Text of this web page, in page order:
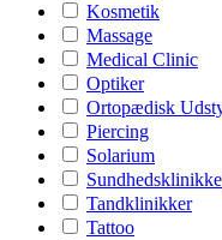
Kosmetik
Massage
Medical Clinic
Optiker
Ortopædisk
Piercing
Solarium
Tandklinikker
Tattoo